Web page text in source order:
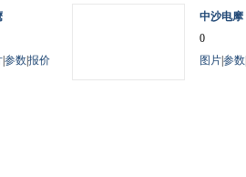
参数报价
中沙电摩
0
图片参数